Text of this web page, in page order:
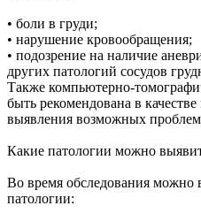
• боли в груди;
• нарушение кровообращения;
• подозрение на наличие
других патологий сосудов
Также компьютерно-
быть рекомендована в
выявления возможных проблем
Какие патологии можно
Во время обследования можно
патологии: